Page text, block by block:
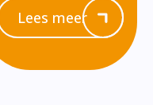
Lees meer